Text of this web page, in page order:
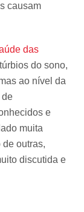
causam
das
do sono,
ao nível da
de
e
muita
outras,
discutida e